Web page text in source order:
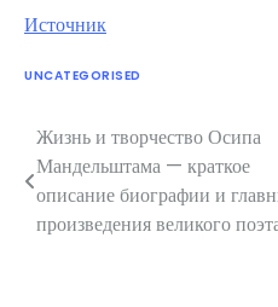
Источник
UNCATEGORISED
Навигация
по
записям
Жизнь и творчество Осипа
Мандельштама — краткое
описание биографии и
произведения великого